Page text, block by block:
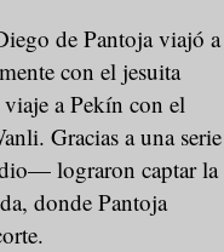
de Pantoja viajó a
con el jesuita
a Pekín con el
Gracias a una serie
lograron captar la
donde Pantoja